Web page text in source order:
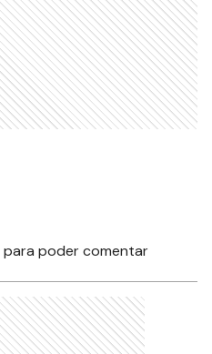
para poder comentar